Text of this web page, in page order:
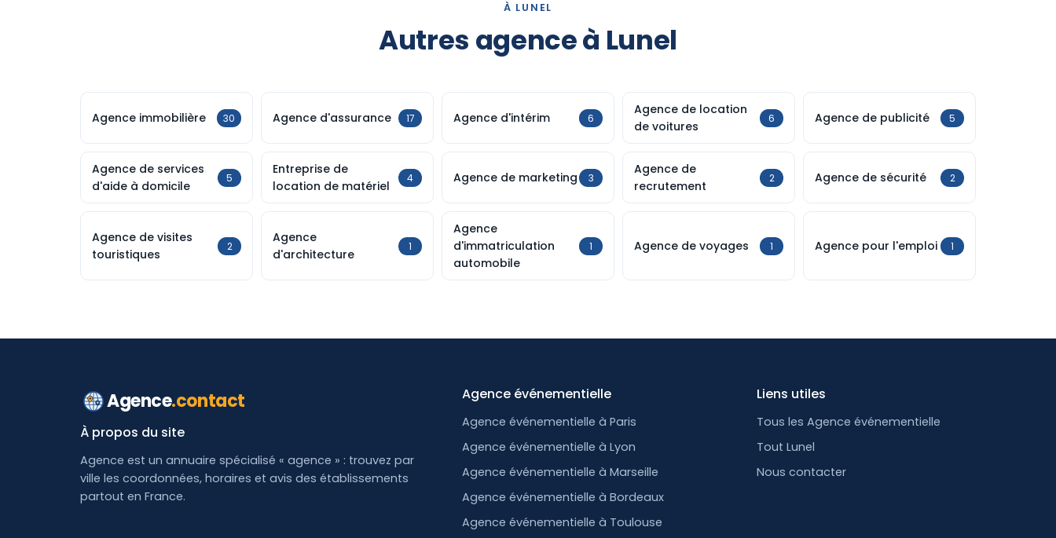
À LUNEL
Autres agence à Lunel
Agence immobilière 30 Agence d'assurance 17 Agence d'intérim 6
Agence de location
de voitures
6 Agence de publicité 5
Agence de services
d'aide à domicile
5
Entreprise de
location de matériel
4 Agence de marketing 3
Agence de
recrutement
2 Agence de sécurité 2
Agence de visites
touristiques
2
Agence
d'architecture
1
Agence
d'immatriculation
automobile
1 Agence de voyages 1 Agence pour l'emploi 1
Agence.contact
À propos du site
Agence est un annuaire spécialisé « agence » : trouvez par
ville les coordonnées, horaires et avis des établissements
partout en France.
Agence événementielle
Agence événementielle à Paris
Agence événementielle à Lyon
Agence événementielle à Marseille
Agence événementielle à Bordeaux
Agence événementielle à Toulouse
Liens utiles
Tous les Agence événementielle
Tout Lunel
Nous contacter